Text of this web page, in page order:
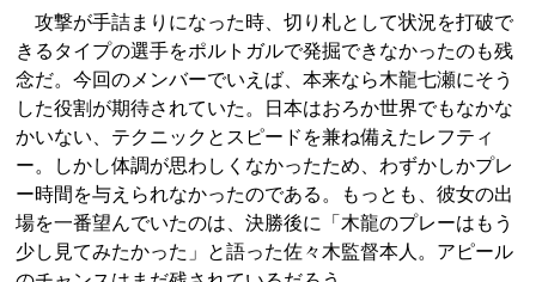
攻撃が手詰まりになった時、切り札として状況を打破で
きるタイプの選手をポルトガルで発掘できなかったのも残
念だ。今回のメンバーでいえば、本来なら木龍七瀬にそう
した役割が期待されていた。日本はおろか世界でもなかな
かいない、テクニックとスピードを兼ね備えたレフティ
ー。しかし体調が思わしくなかったため、わずかしかプレ
ー時間を与えられなかったのである。もっとも、彼女の出
場を一番望んでいたのは、決勝後に「木龍のプレーはもう
少し見てみたかった」と語った佐々木監督本人。アピール